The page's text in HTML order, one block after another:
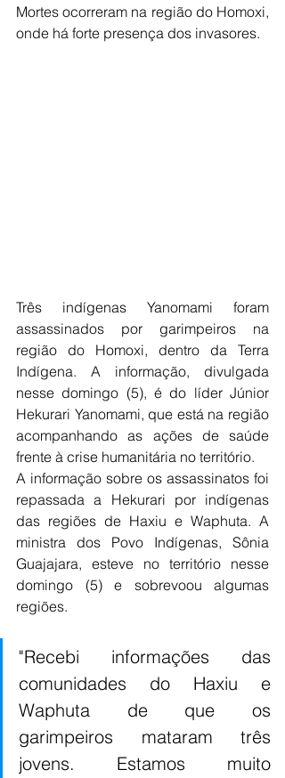
Mortes ocorreram na região do Homoxi,
onde há forte presença dos invasores.
Três indígenas Yanomami foram
assassinados por garimpeiros na
região do Homoxi, dentro da Terra
Indígena. A informação, divulgada
nesse domingo (5), é do líder Júnior
Hekurari Yanomami, que está na região
acompanhando as ações de saúde
frente à crise humanitária no território.
A informação sobre os assassinatos foi
repassada a Hekurari por indígenas
das regiões de Haxiu e Waphuta. A
ministra dos Povo Indígenas, Sônia
Guajajara, esteve no território nesse
domingo (5) e sobrevoou algumas
regiões.
"Recebi informações das
comunidades do Haxiu e
Waphuta de que os
garimpeiros mataram três
jovens. Estamos muito